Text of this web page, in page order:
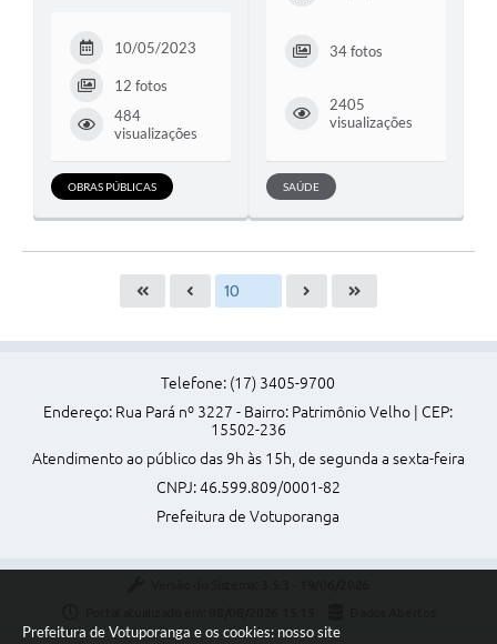
Prefeitura de Votuporanga e os cookies: nosso site
10/05/2023
12 fotos
484
visualizações
OBRAS PÚBLICAS
34 fotos
2405
visualizações
SAÚDE
Telefone: (17) 3405-9700
Endereço: Rua Pará nº 3227 - Bairro: Patrimônio Velho | CEP:
15502-236
Atendimento ao público das 9h às 15h, de segunda a sexta-feira
CNPJ: 46.599.809/0001-82
Prefeitura de Votuporanga